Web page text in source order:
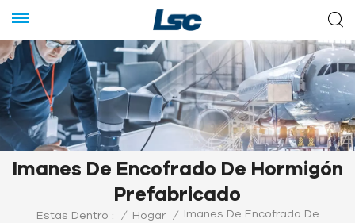
Imanes De Encofrado De Hormigón
Prefabricado
Estas Dentro : / Hogar /
Imanes De Encofrado De